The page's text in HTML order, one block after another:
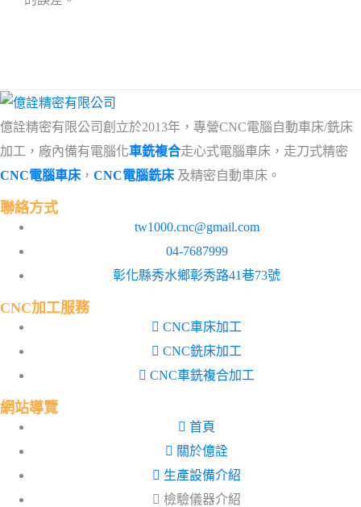
億詮精密有限公司創立於2013年，專營CNC電腦自動車床/銑床
加工，廠內備有電腦化車銑複合走心式電腦車床，走刀式精密
CNC電腦車床 ， CNC電腦銑床 及精密自動車床。
聯絡方式
tw1000.cnc@gmail.com
04-7687999
彰化縣秀水鄉彰秀路41巷73號
CNC加工服務
CNC車床加工
CNC銑床加工
CNC車銑複合加工
網站導覽
首頁
關於億詮
生產設備介紹
檢驗儀器介紹